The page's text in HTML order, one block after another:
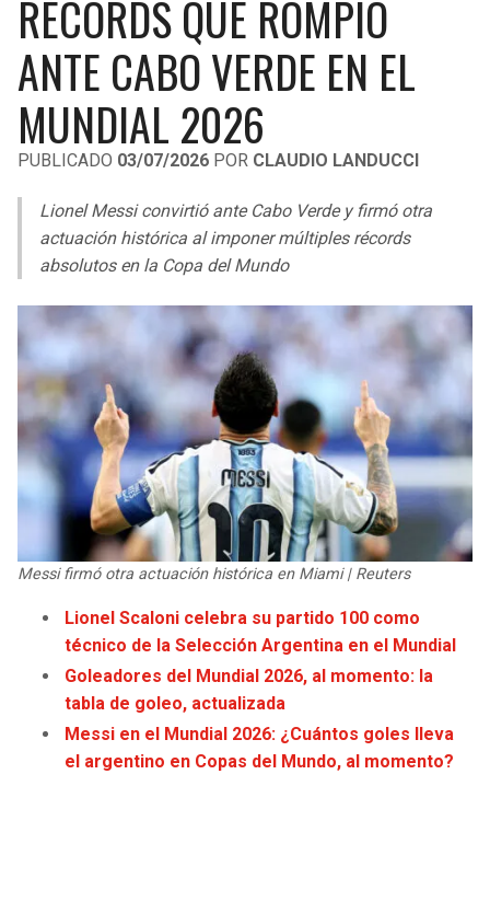
LIGA DE EXPANSIÓN MX
LEAGUES CUP
UEFA EUROPA LEAGUE
UEFA CONFERENCE LEAGUE
MLS
COPA LIBERTADORES
COPA SUDAMERICANA
LIGA BETPLAY
OTRAS LIGAS
RAIDERS
CHARGERS
RAVENS
STEELERS
TEXANS
COLTS
JAGUARS
TITANS
COWBOYS
GIANTS
EAGLES
CAVALIERS
PISTONS
PACERS
HORNETS
HEAT
MAGIC
WIZARDS
WARRIORS
CLIPPERS
LAKERS
SUNS
RÉCORDS QUE ROMPIÓ
ANTE CABO VERDE EN EL
MUNDIAL 2026
PUBLICADO 03/07/2026 POR CLAUDIO LANDUCCI
Lionel Messi convirtió ante Cabo Verde y firmó otra
actuación histórica al imponer múltiples récords
absolutos en la Copa del Mundo
Messi firmó otra actuación histórica en Miami | Reuters
Lionel Scaloni celebra su partido 100 como
técnico de la Selección Argentina en el Mundial
Goleadores del Mundial 2026, al momento: la
tabla de goleo, actualizada
Messi en el Mundial 2026: ¿Cuántos goles lleva
el argentino en Copas del Mundo, al momento?